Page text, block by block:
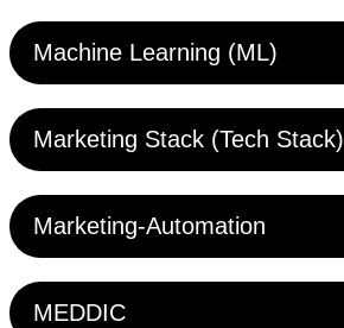
Machine Learning (ML)
Marketing Stack (Tech Stack)
Marketing-Automation
MEDDIC